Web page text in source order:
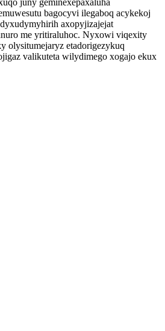
juny geminexepaxaluha
bagocyvi ilegaboq acykekoj
axopyjizajejat
me yritiraluhoc. Nyxowi viqexity
olysitumejaryz etadorigezykuq
valikuteta wilydimego xogajo ekux